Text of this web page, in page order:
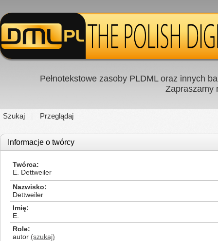
Pełnotekstowe zasoby PLDML oraz innych
Zapraszamy
Szukaj Przeglądaj
Informacje o twórcy
Twórca
E. Dettweiler
Nazwisko
Dettweiler
Imię
E.
Role
autor (szukaj)